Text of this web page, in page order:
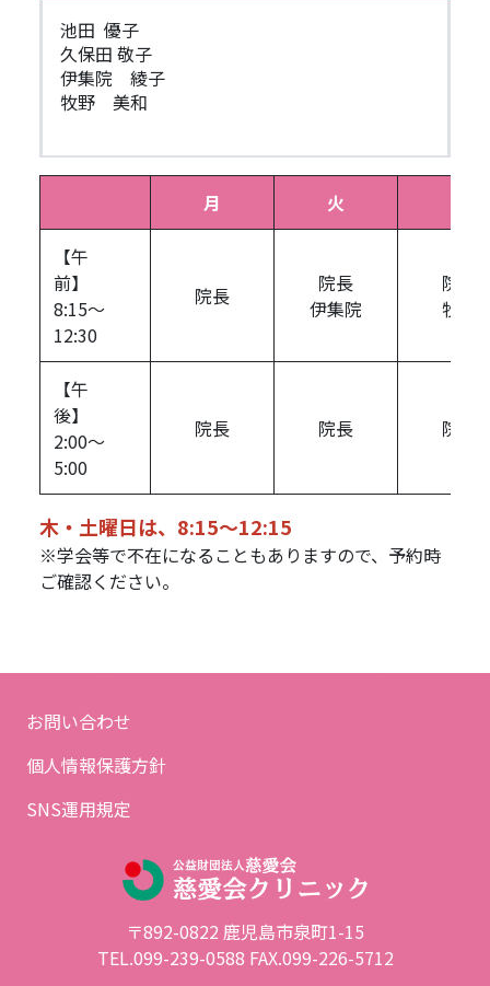
池田 優子
久保田 敬子
伊集院 綾子
牧野 美和
月 火
【午
前】
8:15～
12:30
院長
院長
伊集院
院長
牧野
【午
後】
2:00～
5:00
院長 院長 院長
木・土曜日は、8:15～12:15
※学会等で不在になることもありますので、予約時
ご確認ください。
お問い合わせ
個人情報保護方針
SNS運用規定
〒892-0822 鹿児島市泉町1-15
TEL.099-239-0588 FAX.099-226-5712